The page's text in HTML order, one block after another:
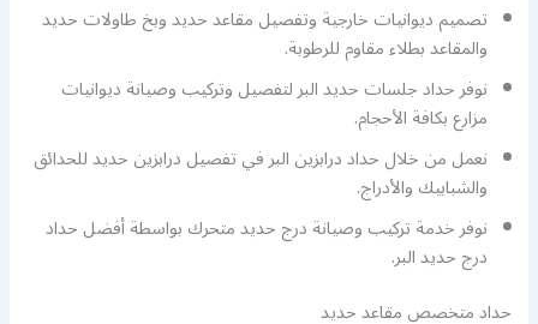
تصميم ديوانيات خارجية وتفصيل مقاعد حديد وبخ طاولات حديد
والمقاعد بطلاء مقاوم للرطوبة.
نوفر حداد جلسات حديد البر لتفصيل وتركيب وصيانة ديوانيات
مزارع بكافة الأحجام.
نعمل من خلال حداد درابزين البر في تفصيل درابزين حديد للحدائق
والشبابيك والأدراج.
نوفر خدمة تركيب وصيانة درج حديد متحرك بواسطة أفضل حداد
درج حديد البر.
حداد متخصص مقاعد حديد